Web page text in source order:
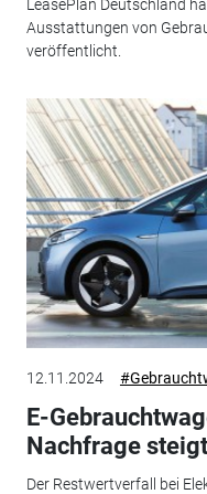
LeasePlan Deutschland
Ausstattungen von
veröffentlicht.
12.11.2024
E-
Nachfrage steigt
Der Restwertverfall bei